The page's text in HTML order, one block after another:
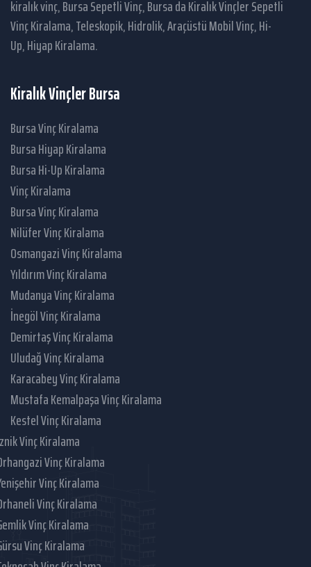
kiralık vinç, Bursa Sepetli Vinç, Bursa da Kiralık Vinçler Sepetli
Vinç Kiralama, Teleskopik, Hidrolik, Araçüstü Mobil Vinç, Hi-
Up, Hiyap Kiralama.
Kiralık Vinçler Bursa
Bursa Vinç Kiralama
Bursa Hiyap Kiralama
Bursa Hi-Up Kiralama
Vinç Kiralama
Bursa Vinç Kiralama
Nilüfer Vinç Kiralama
Osmangazi Vinç Kiralama
Yıldırım Vinç Kiralama
Mudanya Vinç Kiralama
İnegöl Vinç Kiralama
Demirtaş Vinç Kiralama
Uludağ Vinç Kiralama
Karacabey Vinç Kiralama
Mustafa Kemalpaşa Vinç Kiralama
Kestel Vinç Kiralama
Vinç Kiralama
Vinç Kiralama
Vinç Kiralama
Vinç Kiralama
Vinç Kiralama
Vinç Kiralama